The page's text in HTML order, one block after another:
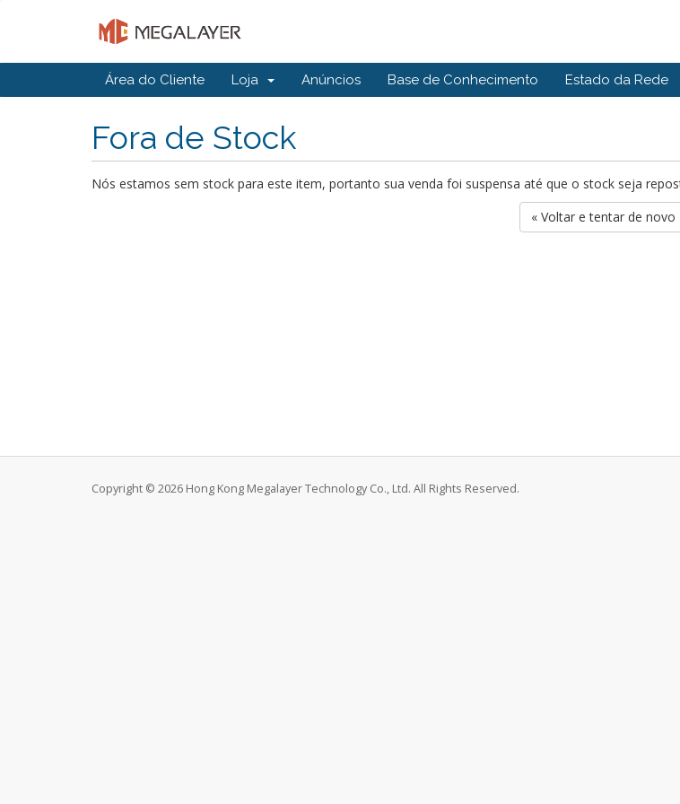
Área do Cliente Loja Anúncios Base de Conhecimento Estado da Rede
Fora de Stock
Nós estamos sem stock para este item, portanto sua venda foi suspensa até que o stock seja
« Voltar e tentar de novo
Copyright © 2026 Hong Kong Megalayer Technology Co., Ltd. All Rights Reserved.